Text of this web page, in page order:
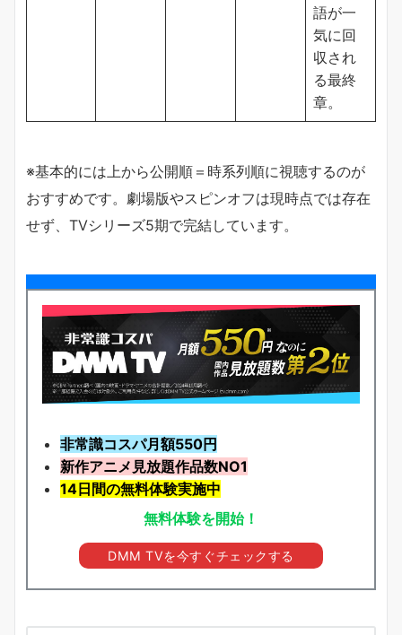
語が一
気に回
収され
る最終
章。
※基本的には上から公開順＝時系列順に視聴するのが
おすすめです。劇場版やスピンオフは現時点では存在
せず、TVシリーズ5期で完結しています。
非常識コスパ月額550円
新作アニメ見放題作品数NO1
14日間の無料体験実施中
無料体験を開始！
DMM TVを今すぐチェックする